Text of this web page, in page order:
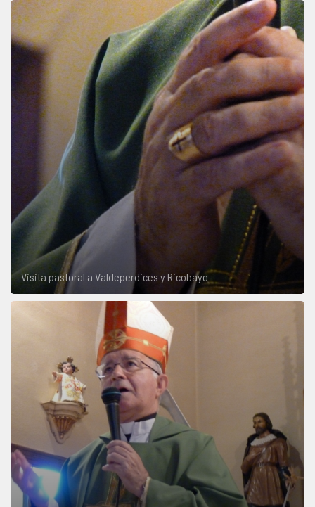
Visita pastoral a Valdeperdices y Ricobayo